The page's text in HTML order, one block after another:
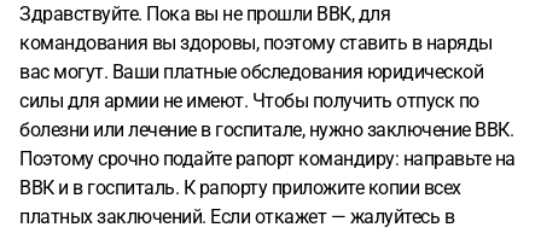
Здравствуйте. Пока вы не прошли ВВК, для
командования вы здоровы, поэтому ставить в наряды
вас могут. Ваши платные обследования юридической
силы для армии не имеют. Чтобы получить отпуск по
болезни или лечение в госпитале, нужно заключение ВВК.
Поэтому срочно подайте рапорт командиру: направьте на
ВВК и в госпиталь. К рапорту приложите копии всех
платных заключений. Если откажет — жалуйтесь в